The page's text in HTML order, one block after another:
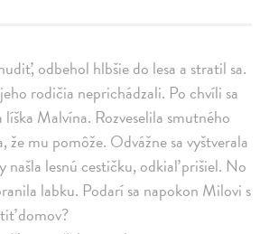
odbehol hlbšie do lesa a stratil sa.
rodičia neprichádzali. Po chvíli sa
Malvína. Rozveselila smutného
že mu pomôže. Odvážne sa vyštverala
našla lesnú cestičku, odkiaľ prišiel. No
labku. Podarí sa napokon Milovi s
domov?